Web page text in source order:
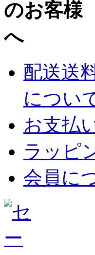
配送送
につい
お支払
ラッピ
会員に